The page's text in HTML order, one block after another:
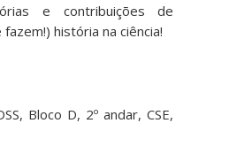
e contribuições de
história na ciência!
Bloco D, 2º andar, CSE,